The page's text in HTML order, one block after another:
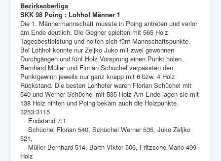
Bezirksoberliga
SKK 98 Poing : Lohhof Männer 1
Die 1. Männermannschaft musste in Poing antreten und verlor
am Ende deutlich. Die Gegner spielten mit 565 Holz
Tagesbestleistung und holten sich fünf Mannschaftspunkte.
Bei Lohhof konnte nur Zeljko Juko mit zwei gewonnen
Durchgängen und fünf Holz Vorsprung einen Punkt holen.
Bernhard Müller und Florian Schüchel verpassten den
Punktgewinn jeweils nur ganz knapp mit 6 bzw. 4 Holz
Rückstand. Die besten Lohhofer waren Florian Schüchel mit
540 und Werner Schüchel mit 535 Holz Am Ende lagen sie mit
138 Holz hinten und Poing bekam auch die Holzpunkte.
3253:3115
Endstand 7:1
Schüchel Florian 540, Schüchel Werner 535, Juko Zeljko
521,
Müller Bernhard 514, Barth Viktor 506, Fritzsche Mario 499
Holz